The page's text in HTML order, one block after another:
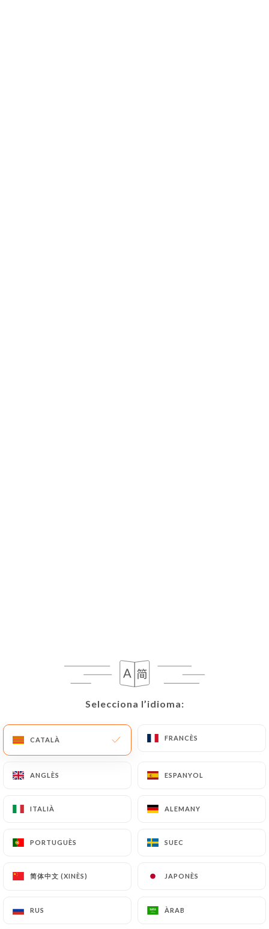
Selecciona l’idioma:
CATALÀ FRANCÈS
ANGLÈS ESPANYOL
ITALIÀ ALEMANY
PORTUGUÈS SUEC
简体中文 (XINÈS) JAPONÈS
RUS ÀRAB
Selecciona l’idioma:
CATALÀ FRANCÈS
ANGLÈS ESPANYOL
ITALIÀ ALEMANY
PORTUGUÈS SUEC
简体中文 (XINÈS) JAPONÈS
RUS ÀRAB